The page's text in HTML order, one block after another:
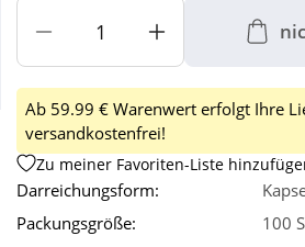
Tierbedarf
Wellness
Ab 59.99 € Warenwert erfolgt Ihre
versandkostenfrei!
Zu meiner Favoriten-Liste
Darreichungsform:
Packungsgröße:
100